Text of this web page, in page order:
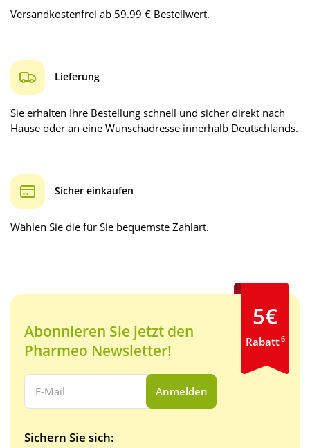
Versandkostenfrei ab 59.99 € Bestellwert.
Lieferung
Sie erhalten Ihre Bestellung schnell und sicher direkt nach
Hause oder an eine Wunschadresse innerhalb Deutschlands.
Sicher einkaufen
Wählen Sie die für Sie bequemste Zahlart.
Abonnieren Sie jetzt den
Pharmeo Newsletter!
Ihre E-Mail Adresse:
Anmelden
Sichern Sie sich:
5€
Rabatt6